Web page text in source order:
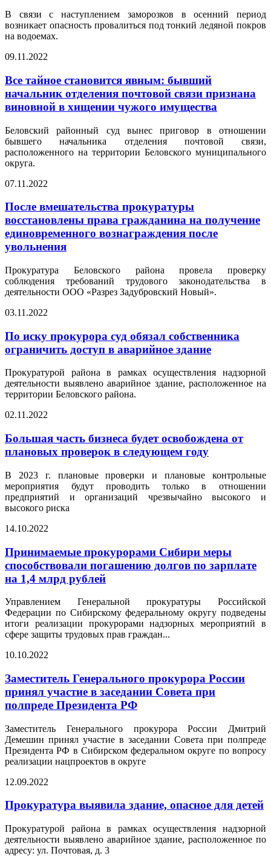
В связи с наступлением заморозков в осенний период
возникает опасность провалиться под тонкий ледяной покров
на водоемах.
09.11.2022
Все тайное становится явным: бывший
начальник отделения почтовой связи признана
виновной в хищении чужого имущества
Беловский районный суд вынес приговор в отношении
бывшего начальника отделения почтовой связи,
расположенного на территории Беловского муниципального
округа.
07.11.2022
После вмешательства прокуратуры
восстановлены права гражданина на получение
единовременного вознаграждения после
увольнения
Прокуратура Беловского района провела проверку
соблюдения требований трудового законодательства в
деятельности ООО «Разрез Задубровский Новый».
03.11.2022
По иску прокурора суд обязал собственника
ограничить доступ в аварийное здание
Прокуратурой района в рамках осуществления надзорной
деятельности выявлено аварийное здание, расположенное на
территории Беловского района.
02.11.2022
Большая часть бизнеса будет освобождена от
плановых проверок в следующем году
В 2023 г. плановые проверки и плановые контрольные
мероприятия будут проводить только в отношении
предприятий и организаций чрезвычайно высокого и
высокого риска
14.10.2022
Принимаемые прокурорами Сибири меры
способствовали погашению долгов по зарплате
на 1,4 млрд рублей
Управлением Генеральной прокуратуры Российской
Федерации по Сибирскому федеральному округу подведены
итоги реализации прокурорами надзорных мероприятий в
сфере защиты трудовых прав граждан...
10.10.2022
Заместитель Генерального прокурора России
принял участие в заседании Совета при
полпреде Президента РФ
Заместитель Генерального прокурора России Дмитрий
Демешин принял участие в заседании Совета при полпреде
Президента РФ в Сибирском федеральном округе по вопросу
реализации нацпроектов в округе
12.09.2022
Прокуратура выявила здание, опасное для детей
Прокуратурой района в рамках осуществления надзорной
деятельности выявлено аварийное здание, расположенное по
адресу: ул. Почтовая, д. 3